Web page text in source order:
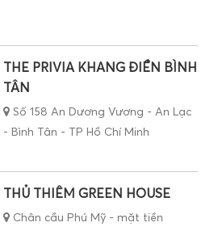
THE PRIVIA KHANG ĐIỀN BÌNH
TÂN
Số 158 An Dương Vương - An Lạc
- Bình Tân - TP Hồ Chí Minh
THỦ THIÊM GREEN HOUSE
Chân cầu Phú Mỹ - mặt tiền